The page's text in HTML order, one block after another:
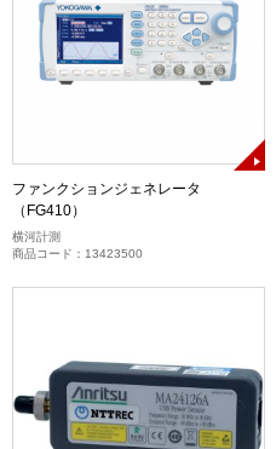
ファンクションジェネレータ
（FG410）
横河計測
商品コード：13423500